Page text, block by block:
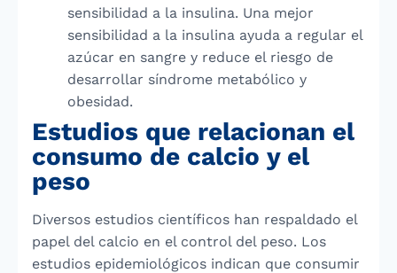
sensibilidad a la insulina. Una mejor
sensibilidad a la insulina ayuda a regular el
azúcar en sangre y reduce el riesgo de
desarrollar síndrome metabólico y
obesidad.
Estudios que relacionan el
consumo de calcio y el
peso
Diversos estudios científicos han respaldado el
papel del calcio en el control del peso. Los
estudios epidemiológicos indican que consumir